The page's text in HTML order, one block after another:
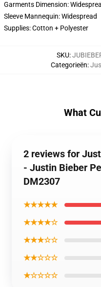
Garments Dimension:
Sleeve Mannequin:Widespread
Supplies:Cotton + Polyester
SKU:
Categorieën:
What
2 reviews for
- Justin Bieber
DM2307
★★★★★
★★★★☆
★★★☆☆
★★☆☆☆
★☆☆☆☆